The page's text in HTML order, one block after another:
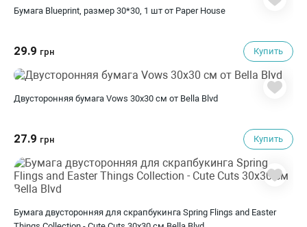
Бумага Blueprint, размер 30*30, 1 шт от Paper House
29.9 грн Купить
Двусторонняя бумага Vows 30х30 см от Bella Blvd
27.9 грн Купить
Бумага двусторонняя для скрапбукинга Spring Flings and Easter